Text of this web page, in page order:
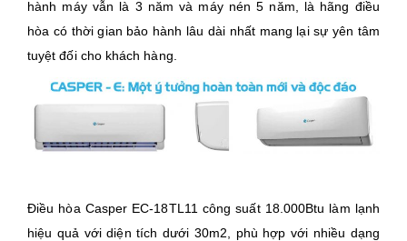
hành máy vẫn là 3 năm và máy nén 5 năm, là hãng điều
hòa có thời gian bảo hành lâu dài nhất mang lại sự yên tâm
tuyệt đối cho khách hàng.
Điều hòa Casper EC-18TL11 công suất 18.000Btu làm lạnh
hiệu quả với diện tích dưới 30m2, phù hợp với nhiều dạng